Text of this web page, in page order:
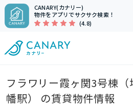
CANARY(カナリー)
物件をアプリでサクサク検索！
(4.8)
フラワリー霞ヶ関3号棟
幡駅） の賃貸物件情報